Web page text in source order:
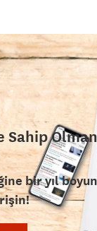
Sahip
bir yıl